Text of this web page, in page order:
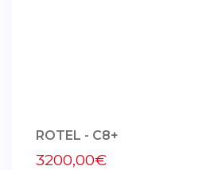
ROTEL - C8+
3200,00€